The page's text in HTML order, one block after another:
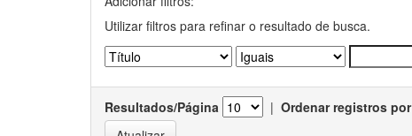
Utilizar filtros para refinar o resultado de busca.
Resultados/Página | Ordenar registros por